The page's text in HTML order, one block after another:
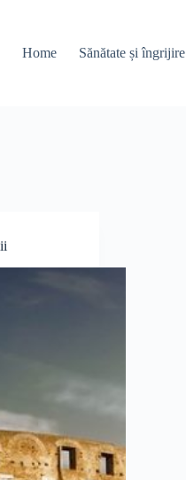
Home
Sănătate și îngrijire